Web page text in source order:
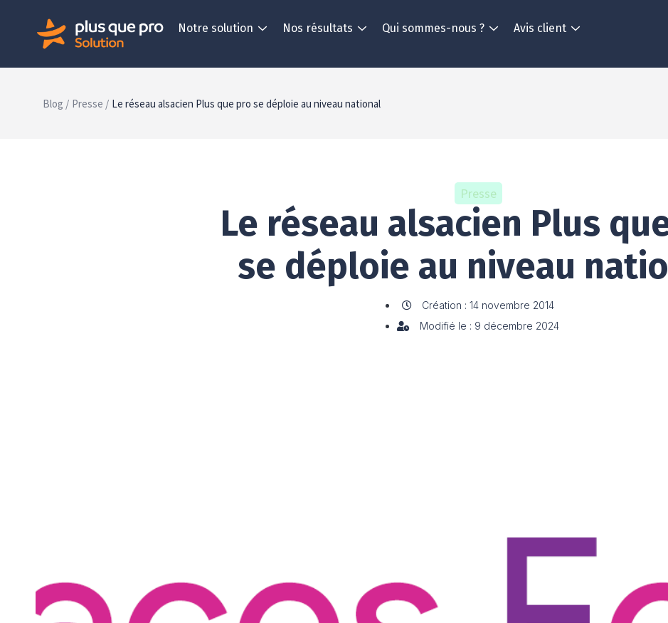
Notre solution Nos résultats Qui sommes-nous ? Avis client
Blog / Presse / Le réseau alsacien Plus que pro se déploie au niveau national
Presse
Le réseau alsacien Plus
se déploie au niveau
Création : 14 novembre 2014
Modifié le : 9 décembre 2024